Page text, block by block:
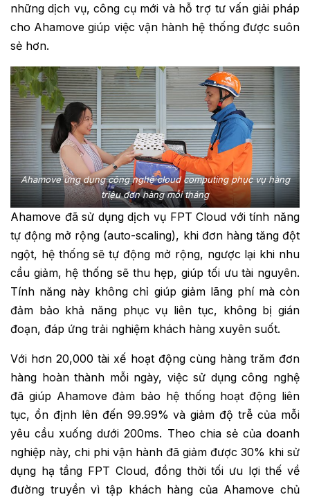
những dịch vụ, công cụ mới và hỗ trợ tư vấn giải pháp
cho Ahamove giúp việc vận hành hệ thống được suôn
sẻ hơn.
Ahamove ứng dụng công nghệ cloud computing phục vụ hàng
triệu đơn hàng mỗi tháng
Ahamove đã sử dụng dịch vụ FPT Cloud với tính năng
tự động mở rộng (auto-scaling), khi đơn hàng tăng đột
ngột, hệ thống sẽ tự động mở rộng, ngược lại khi nhu
cầu giảm, hệ thống sẽ thu hẹp, giúp tối ưu tài nguyên.
Tính năng này không chỉ giúp giảm lãng phí mà còn
đảm bảo khả năng phục vụ liên tục, không bị gián
đoạn, đáp ứng trải nghiệm khách hàng xuyên suốt.
Với hơn 20,000 tài xế hoạt động cùng hàng trăm đơn
hàng hoàn thành mỗi ngày, việc sử dụng công nghệ
đã giúp Ahamove đảm bảo hệ thống hoạt động liên
tục, ổn định lên đến 99.99% và giảm độ trễ của mỗi
yêu cầu xuống dưới 200ms. Theo chia sẻ của doanh
nghiệp này, chi phi vận hành đã giảm được 30% khi sử
dụng hạ tầng FPT Cloud, đồng thời tối ưu lợi thế về
đường truyền vì tập khách hàng của Ahamove chủ